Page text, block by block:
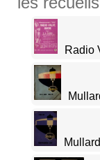
Radio